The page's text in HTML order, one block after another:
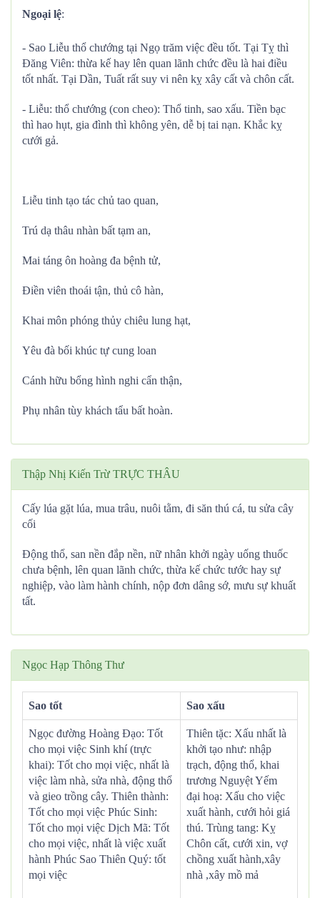
Ngoại lệ:
- Sao Liễu thổ chướng tại Ngọ trăm việc đều tốt. Tại Tỵ thì
Đăng Viên: thừa kế hay lên quan lãnh chức đều là hai điều
tốt nhất. Tại Dần, Tuất rất suy vi nên kỵ xây cất và chôn cất.
- Liễu: thổ chướng (con cheo): Thổ tinh, sao xấu. Tiền bạc
thì hao hụt, gia đình thì không yên, dễ bị tai nạn. Khắc kỵ
cưới gả.
Liễu tinh tạo tác chủ tao quan,
Trú dạ thâu nhàn bất tạm an,
Mai táng ôn hoàng đa bệnh tử,
Điền viên thoái tận, thủ cô hàn,
Khai môn phóng thủy chiêu lung hạt,
Yêu đà bối khúc tự cung loan
Cánh hữu bổng hình nghi cẩn thận,
Phụ nhân tùy khách tẩu bất hoàn.
Thập Nhị Kiến Trừ TRỰC THÂU
Cấy lúa gặt lúa, mua trâu, nuôi tằm, đi săn thú cá, tu sửa cây
cối
Động thổ, san nền đắp nền, nữ nhân khởi ngày uống thuốc
chưa bệnh, lên quan lãnh chức, thừa kế chức tước hay sự
nghiệp, vào làm hành chính, nộp đơn dâng sớ, mưu sự khuất
tất.
Ngọc Hạp Thông Thư
Sao tốt Sao xấu
Ngọc đường Hoàng Đạo: Tốt
cho mọi việc Sinh khí (trực
khai): Tốt cho mọi việc, nhất là
việc làm nhà, sửa nhà, động thổ
và gieo trồng cây. Thiên thành:
Tốt cho mọi việc Phúc Sinh:
Tốt cho mọi việc Dịch Mã: Tốt
cho mọi việc, nhất là việc xuất
hành Phúc Sao Thiên Quý: tốt
mọi việc
Thiên tặc: Xấu nhất là
khởi tạo như: nhập
trạch, động thổ, khai
trương Nguyệt Yếm
đại hoạ: Xấu cho việc
xuất hành, cưới hỏi giá
thú. Trùng tang: Kỵ
Chôn cất, cưới xin, vợ
chồng xuất hành,xây
nhà ,xây mồ mả